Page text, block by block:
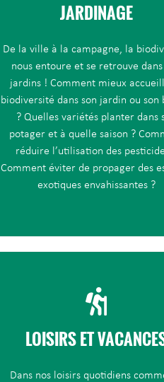
JARDINAGE
De la ville à la campagne, la
nous entoure et se retrouve dans
jardins ! Comment mieux
biodiversité dans son jardin ou son
? Quelles variétés planter dans
potager et à quelle saison ?
réduire l’utilisation des
Comment éviter de propager des
exotiques envahissantes ?
LOISIRS ET
Dans nos loisirs quotidiens